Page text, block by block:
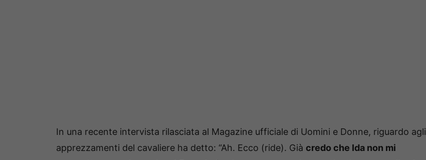
In una recente intervista rilasciata al Magazine ufficiale di Uomini e Donne, riguardo agli
apprezzamenti del cavaliere ha detto: “Ah. Ecco (ride). Già credo che Ida non mi